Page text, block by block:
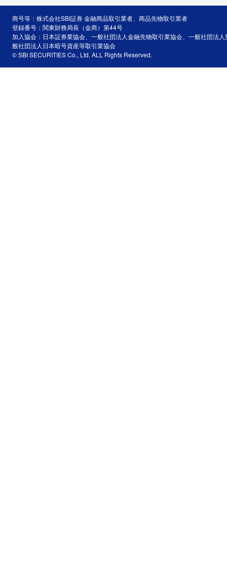
商号等：株式会社SBI証券 金融商品取引業者、商品先物取引業者
登録番号：関東財務局長（金商）第44号
加入協会：日本証券業協会、一般社団法人金融先物取引業協会、一般社団法
般社団法人日本暗号資産等取引業協会
© SBI SECURITIES Co., Ltd. ALL Rights Reserved.